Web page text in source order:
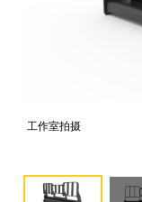
工作室拍摄